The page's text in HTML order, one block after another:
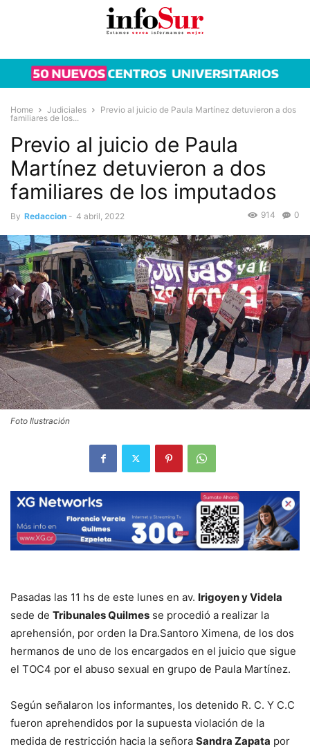
Home Judiciales
Previo al juicio de Paula Martínez detuvieron a dos
familiares de los...
Previo al juicio de Paula
Martínez detuvieron a dos
familiares de los imputados
By Redaccion - 4 abril, 2022 0
914
Foto Ilustración
Pasadas las 11 hs de este lunes en av. Irigoyen y Videla
sede de Tribunales Quilmes se procedió a realizar la
aprehensión, por orden la Dra.Santoro Ximena, de los dos
hermanos de uno de los encargados en el juicio que sigue
el TOC4 por el abuso sexual en grupo de Paula Martínez.
Según señalaron los informantes, los detenido R. C. Y C.C
fueron aprehendidos por la supuesta violación de la
medida de restricción hacia la señora Sandra Zapata por